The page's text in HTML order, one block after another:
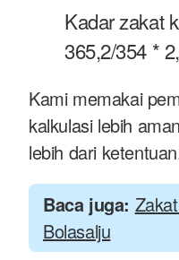
Kadar zakat
365,2/354 *
Kami memakai
kalkulasi lebih
lebih dari
Baca juga:
Bolasalju